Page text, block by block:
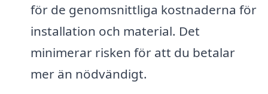
för de genomsnittliga kostnaderna för
installation och material. Det
minimerar risken för att du betalar
mer än nödvändigt.